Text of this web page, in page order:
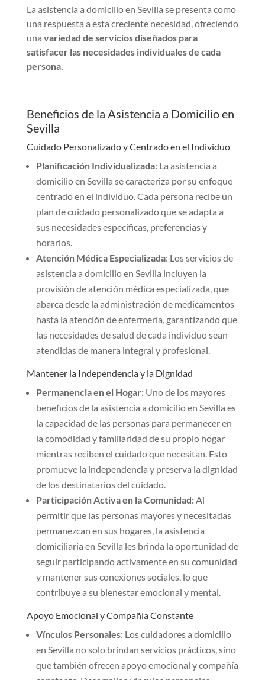
La asistencia a domicilio en Sevilla se presenta como
una respuesta a esta creciente necesidad, ofreciendo
una variedad de servicios diseñados para
satisfacer las necesidades individuales de cada
persona.
Beneficios de la Asistencia a Domicilio en
Sevilla
Cuidado Personalizado y Centrado en el Individuo
Planificación Individualizada: La asistencia a
domicilio en Sevilla se caracteriza por su enfoque
centrado en el individuo. Cada persona recibe un
plan de cuidado personalizado que se adapta a
sus necesidades específicas, preferencias y
horarios.
Atención Médica Especializada: Los servicios de
asistencia a domicilio en Sevilla incluyen la
provisión de atención médica especializada, que
abarca desde la administración de medicamentos
hasta la atención de enfermería, garantizando que
las necesidades de salud de cada individuo sean
atendidas de manera integral y profesional.
Mantener la Independencia y la Dignidad
Permanencia en el Hogar:Uno de los mayores
beneficios de la asistencia a domicilio en Sevilla es
la capacidad de las personas para permanecer en
la comodidad y familiaridad de su propio hogar
mientras reciben el cuidado que necesitan. Esto
promueve la independencia y preserva la dignidad
de los destinatarios del cuidado.
Participación Activa en la Comunidad:Al
permitir que las personas mayores y necesitadas
permanezcan en sus hogares, la asistencia
domiciliaria en Sevilla les brinda la oportunidad de
seguir participando activamente en su comunidad
y mantener sus conexiones sociales, lo que
contribuye a su bienestar emocional y mental.
Apoyo Emocional y Compañía Constante
Vínculos Personales: Los cuidadores a domicilio
en Sevilla no solo brindan servicios prácticos, sino
que también ofrecen apoyo emocional y compañía